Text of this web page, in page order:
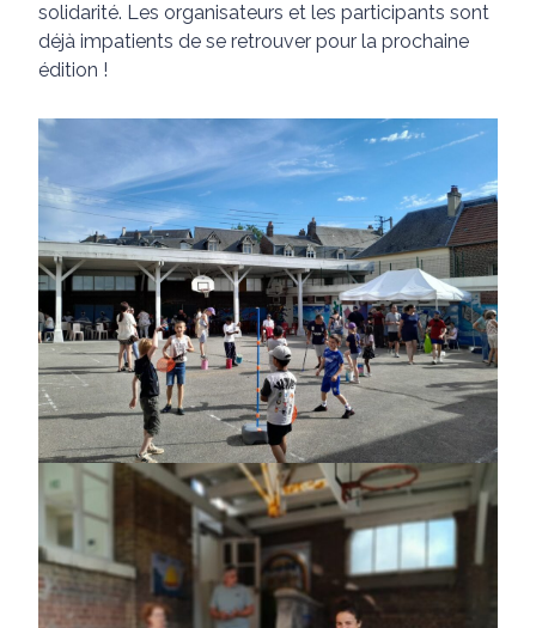
solidarité. Les organisateurs et les participants sont
déjà impatients de se retrouver pour la prochaine
édition !